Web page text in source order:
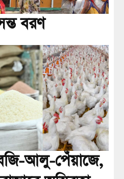
বরণ
আলু-পেঁয়াজে,